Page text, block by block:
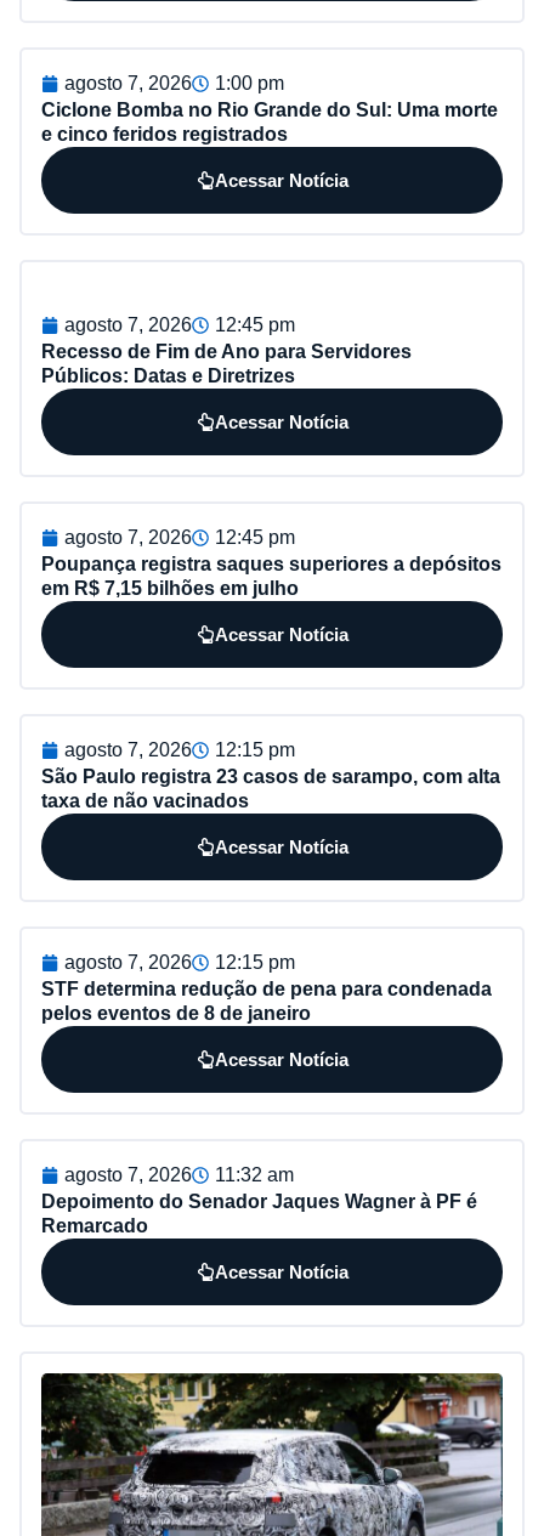
agosto 7, 2026
1:00 pm
Ciclone Bomba no Rio Grande do Sul: Uma morte
e cinco feridos registrados
Acessar Notícia
agosto 7, 2026
12:45 pm
Recesso de Fim de Ano para Servidores
Públicos: Datas e Diretrizes
Acessar Notícia
agosto 7, 2026
12:45 pm
Poupança registra saques superiores a depósitos
em R$ 7,15 bilhões em julho
Acessar Notícia
agosto 7, 2026
12:15 pm
São Paulo registra 23 casos de sarampo, com alta
taxa de não vacinados
Acessar Notícia
agosto 7, 2026
12:15 pm
STF determina redução de pena para condenada
pelos eventos de 8 de janeiro
Acessar Notícia
agosto 7, 2026
11:32 am
Depoimento do Senador Jaques Wagner à PF é
Remarcado
Acessar Notícia